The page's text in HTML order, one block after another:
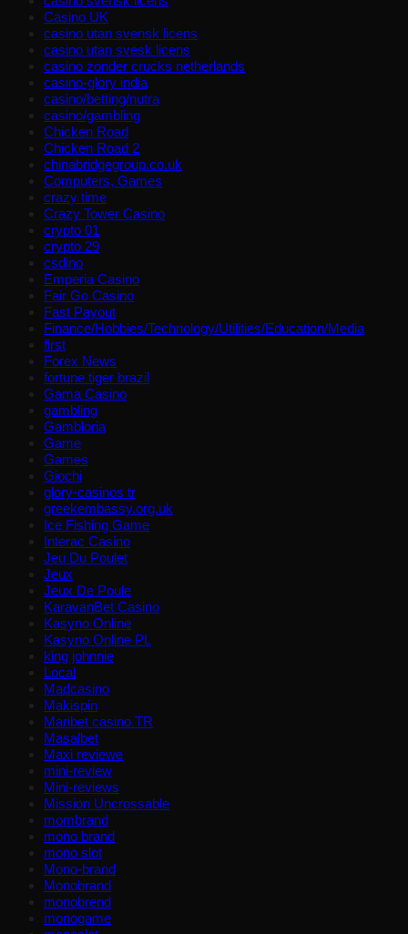
Casino UK
casino utan svensk licens
casino utan svesk licens
casino zonder crucks netherlands
casino-glory india
casino/betting/nutra
casino/gambling
Chicken Road
Chicken Road 2
chinabridgegroup.co.uk
Computers, Games
crazy time
Crazy Tower Сasino
crypto 01
crypto 29
csdino
Emperia Casino
Fair Go Casino
Fast Payout
Finance/Hobbies/Technology/Utilities/Education/Media
first
Forex News
fortune tiger brazil
Gama Casino
gambling
Gambloria
Game
Games
Giochi
glory-casinos tr
greekembassy.org.uk
Ice Fishing Game
Interac Casino
Jeu Du Poulet
Jeux
Jeux De Poule
KaravanBet Casino
Kasyno Online
Kasyno Online PL
king johnnie
Local
Madcasino
Makispin
Maribet casino TR
Masalbet
Maxi reviewe
mini-review
Mini-reviews
Mission Uncrossable
mombrand
mono brand
mono slot
Mono-brand
Monobrand
monobrend
monogame